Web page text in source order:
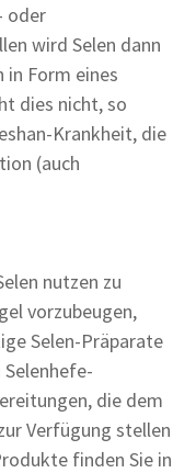
oder
wird Selen dann
in Form eines
dies nicht, so
Krankheit, die
(auch
nutzen zu
vorzubeugen,
Selen-Präparate
die dem
Verfügung stellen
finden Sie in